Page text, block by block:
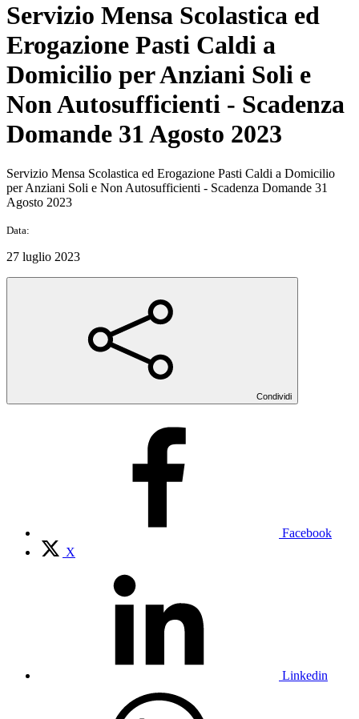
Servizio Mensa Scolastica ed
Erogazione Pasti Caldi a
Domicilio per Anziani Soli e
Non Autosufficienti - Scadenza
Domande 31 Agosto 2023
Servizio Mensa Scolastica ed Erogazione Pasti Caldi a Domicilio
per Anziani Soli e Non Autosufficienti - Scadenza Domande 31
Agosto 2023
Data:
27 luglio 2023
Condividi
Facebook
X
Linkedin